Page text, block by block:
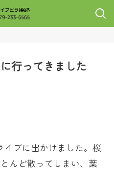
行ってきました
イブに出かけました。桜
んど散ってしまい、葉